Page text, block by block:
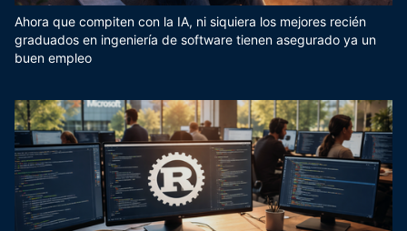
Ahora que compiten con la IA, ni siquiera los mejores recién
graduados en ingeniería de software tienen asegurado ya un
buen empleo